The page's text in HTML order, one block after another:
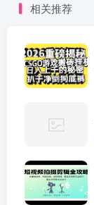
相关推荐